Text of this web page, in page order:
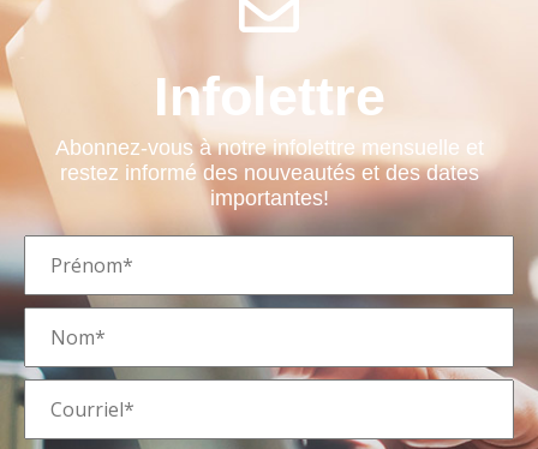
Infolettre
Abonnez-vous à notre infolettre mensuelle et
restez informé des nouveautés et des dates
importantes!